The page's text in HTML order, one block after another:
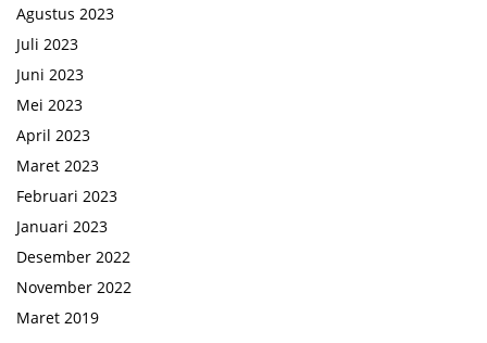
Agustus 2023
Juli 2023
Juni 2023
Mei 2023
April 2023
Maret 2023
Februari 2023
Januari 2023
Desember 2022
November 2022
Maret 2019